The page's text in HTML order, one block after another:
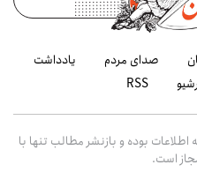
صدای مردم
یادداشت
RSS
بوده و بازنشر مطالب تنها با
است.